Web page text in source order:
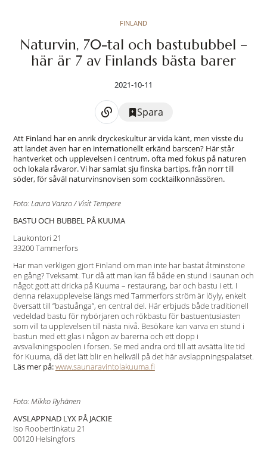
FINLAND
Naturvin, 70-tal och bastububbel –
här är 7 av Finlands bästa barer
2021-10-11
Spara
Att Finland har en anrik dryckeskultur är vida känt, men visste du
att landet även har en internationellt erkänd barscen? Här står
hantverket och upplevelsen i centrum, ofta med fokus på naturen
och lokala råvaror. Vi har samlat sju finska bartips, från norr till
söder, för såväl naturvinsnovisen som cocktailkonnässören.
Foto: Laura Vanzo / Visit Tempere
BASTU OCH BUBBEL PÅ KUUMA
Laukontori 21
33200 Tammerfors
Har man verkligen gjort Finland om man inte har bastat åtminstone
en gång? Tveksamt. Tur då att man kan få både en stund i saunan och
något gott att dricka på Kuuma – restaurang, bar och bastu i ett. I
denna relaxupplevelse längs med Tammerfors ström är löyly, enkelt
översatt till ”bastuånga”, en central del. Här erbjuds både traditionell
vedeldad bastu för nybörjaren och rökbastu för bastuentusiasten
som vill ta upplevelsen till nästa nivå. Besökare kan varva en stund i
bastun med ett glas i någon av barerna och ett dopp i
avsvalkningspoolen i forsen. Se med andra ord till att avsätta lite tid
för Kuuma, då det lätt blir en helkväll på det här avslappningspalatset.
Läs mer på:www.saunaravintolakuuma.fi
Foto: Mikko Ryhänen
AVSLAPPNAD LYX PÅ JACKIE
Iso Roobertinkatu 21
00120 Helsingfors